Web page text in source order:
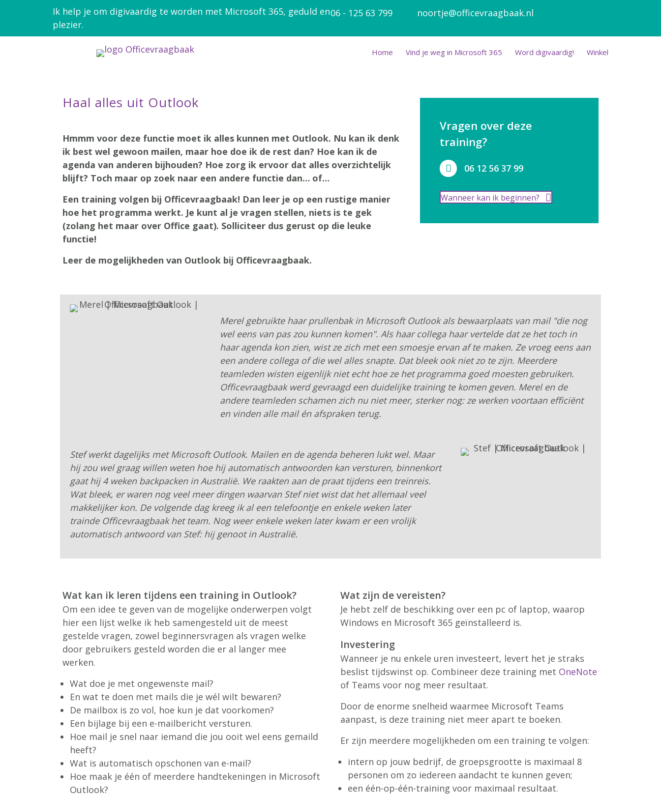
Ik help je om digivaardig te worden met Microsoft 365, geduld en
plezier.
06 - 125 63 799 noortje@officevraagbaak.nl
Home Vind je weg in Microsoft 365 Word digivaardig! Winkel
Haal alles uit Outlook
Hmmm voor deze functie moet ik alles kunnen met Outlook. Nu kan ik denk
ik best wel gewoon mailen, maar hoe doe ik de rest dan? Hoe kan ik de
agenda van anderen bijhouden? Hoe zorg ik ervoor dat alles overzichtelijk
blijft? Toch maar op zoek naar een andere functie dan… of…
Een training volgen bij Officevraagbaak! Dan leer je op een rustige manier
hoe het programma werkt. Je kunt al je vragen stellen, niets is te gek
(zolang het maar over Office gaat). Solliciteer dus gerust op die leuke
functie!
Leer de mogelijkheden van Outlook bij Officevraagbaak.
Vragen over deze
training?
06 12 56 37 99
Wanneer kan ik beginnen?
Merel gebruikte haar prullenbak in Microsoft Outlook als bewaarplaats van mail "die nog
wel eens van pas zou kunnen komen". Als haar collega haar vertelde dat ze het toch in
haar agenda kon zien, wist ze zich met een smoesje ervan af te maken. Ze vroeg eens aan
een andere collega of die wel alles snapte. Dat bleek ook niet zo te zijn. Meerdere
teamleden wisten eigenlijk niet echt hoe ze het programma goed moesten gebruiken.
Officevraagbaak werd gevraagd een duidelijke training te komen geven. Merel en de
andere teamleden schamen zich nu niet meer, sterker nog: ze werken voortaan efficiënt
en vinden alle mail én afspraken terug.
Stef werkt dagelijks met Microsoft Outlook. Mailen en de agenda beheren lukt wel. Maar
hij zou wel graag willen weten hoe hij automatisch antwoorden kan versturen, binnenkort
gaat hij 4 weken backpacken in Australië. We raakten aan de praat tijdens een treinreis.
Wat bleek, er waren nog veel meer dingen waarvan Stef niet wist dat het allemaal veel
makkelijker kon. De volgende dag kreeg ik al een telefoontje en enkele weken later
trainde Officevraagbaak het team. Nog weer enkele weken later kwam er een vrolijk
automatisch antwoord van Stef: hij genoot in Australië.
Wat kan ik leren tijdens een training in Outlook?
Om een idee te geven van de mogelijke onderwerpen volgt
hier een lijst welke ik heb samengesteld uit de meest
gestelde vragen, zowel beginnersvragen als vragen welke
door gebruikers gesteld worden die er al langer mee
werken.
Wat doe je met ongewenste mail?
En wat te doen met mails die je wél wilt bewaren?
De mailbox is zo vol, hoe kun je dat voorkomen?
Een bijlage bij een e-mailbericht versturen.
Hoe mail je snel naar iemand die jou ooit wel eens gemaild
heeft?
Wat is automatisch opschonen van e-mail?
Hoe maak je één of meerdere handtekeningen in Microsoft
Outlook?
Wat zijn de vereisten?
Je hebt zelf de beschikking over een pc of laptop, waarop
Windows en Microsoft 365 geïnstalleerd is.
Investering
Wanneer je nu enkele uren investeert, levert het je straks
beslist tijdswinst op. Combineer deze training met OneNote
of Teams voor nog meer resultaat.
Door de enorme snelheid waarmee Microsoft Teams
aanpast, is deze training niet meer apart te boeken.
Er zijn meerdere mogelijkheden om een training te volgen:
intern op jouw bedrijf, de groepsgrootte is maximaal 8
personen om zo iedereen aandacht te kunnen geven;
een één-op-één-training voor maximaal resultaat.